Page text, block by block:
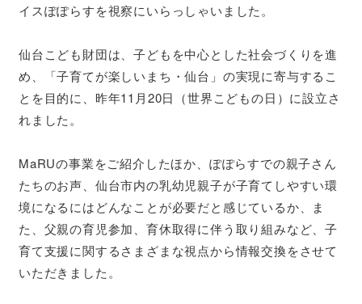
イスぽぽらすを視察にいらっしゃいました。
仙台こども財団は、子どもを中心とした社会づくりを進
め、「子育てが楽しいまち・仙台」の実現に寄与するこ
とを目的に、昨年11月20日（世界こどもの日）に設立さ
れました。
MaRUの事業をご紹介したほか、ぽぽらすでの親子さん
たちのお声、仙台市内の乳幼児親子が子育てしやすい環
境になるにはどんなことが必要だと感じているか、ま
た、父親の育児参加、育休取得に伴う取り組みなど、子
育て支援に関するさまざまな視点から情報交換をさせて
いただきました。